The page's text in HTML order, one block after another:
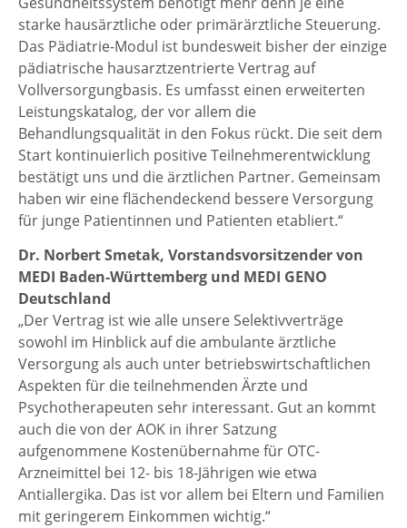
starke hausärztliche oder primärärztliche Steuerung.
Das Pädiatrie-Modul ist bundesweit bisher der einzige
pädiatrische hausarztzentrierte Vertrag auf
Vollversorgungbasis. Es umfasst einen erweiterten
Leistungskatalog, der vor allem die
Behandlungsqualität in den Fokus rückt. Die seit dem
Start kontinuierlich positive Teilnehmerentwicklung
bestätigt uns und die ärztlichen Partner. Gemeinsam
haben wir eine flächendeckend bessere Versorgung
für junge Patientinnen und Patienten etabliert.“
Dr. Norbert Smetak, Vorstandsvorsitzender von
MEDI Baden-Württemberg und MEDI GENO
Deutschland
„Der Vertrag ist wie alle unsere Selektivverträge
sowohl im Hinblick auf die ambulante ärztliche
Versorgung als auch unter betriebswirtschaftlichen
Aspekten für die teilnehmenden Ärzte und
Psychotherapeuten sehr interessant. Gut an kommt
auch die von der AOK in ihrer Satzung
aufgenommene Kostenübernahme für OTC-
Arzneimittel bei 12- bis 18-Jährigen wie etwa
Antiallergika. Das ist vor allem bei Eltern und Familien
mit geringerem Einkommen wichtig.“